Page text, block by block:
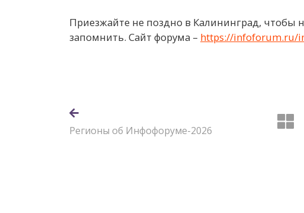
Приезжайте не поздно в Калининград, чтобы
запомнить. Сайт форума – https://infoforum.ru/
Регионы об Инфофоруме-2026